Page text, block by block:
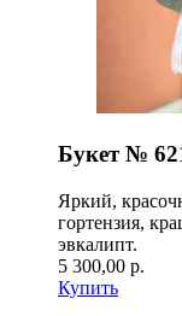
Букет №
Яркий,
гортензия,
эвкалипт.
5 300,00 р.
Купить